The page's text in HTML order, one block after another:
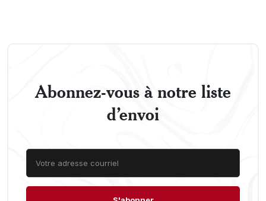
Abonnez-vous à notre liste
d’envoi